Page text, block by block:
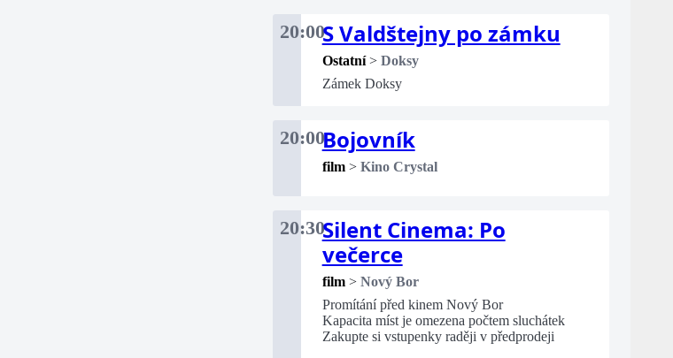
20:00S Valdštejny po zámku
Ostatní > Doksy
Zámek Doksy
20:00Bojovník
film > Kino Crystal
20:30Silent Cinema: Po
večerce
film > Nový Bor
Promítání před kinem Nový Bor
Kapacita míst je omezena počtem sluchátek
Zakupte si vstupenky raději v předprodeji